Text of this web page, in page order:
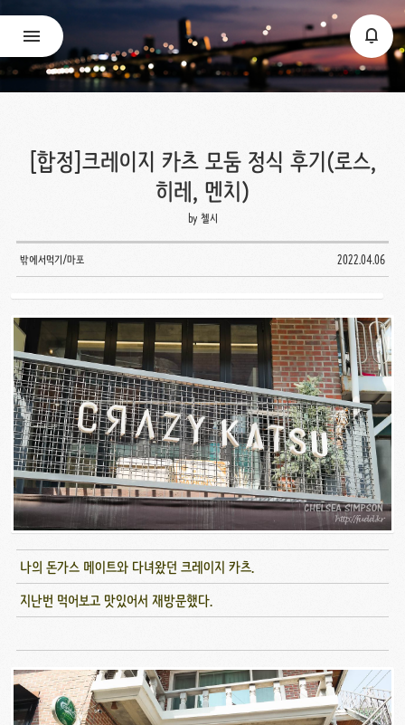
[합정]크레이지 카츠 모둠 정식 후기(로스,
히레, 멘치)
by 첼시
밖에서먹기/마포 2022.04.06
나의 돈가스 메이트와 다녀왔던 크레이지 카츠.
지난번 먹어보고 맛있어서 재방문했다.